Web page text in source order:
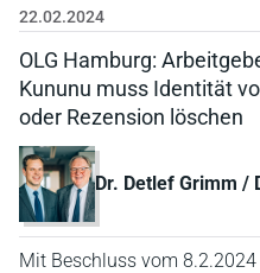
22.02.2024
OLG Hamburg:
Kununu muss Identität
oder Rezension löschen
Dr. Detlef Grimm /
Mit Beschluss vom